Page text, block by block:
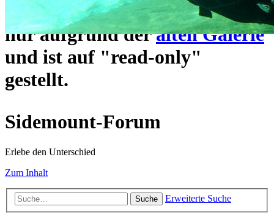
Das alte Forum hier existiert
nur aufgrund deralten Galerie
und ist auf "read-only"
gestellt.
Sidemount-Forum
Erlebe den Unterschied
Zum Inhalt
Suche Erweiterte Suche